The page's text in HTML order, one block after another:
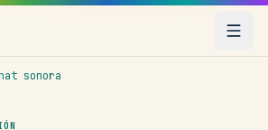
sonora